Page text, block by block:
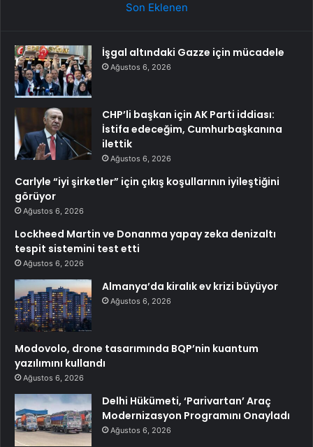
Son Eklenen
İşgal altındaki Gazze için mücadele
Ağustos 6, 2026
CHP’li başkan için AK Parti iddiası:
İstifa edeceğim, Cumhurbaşkanına
ilettik
Ağustos 6, 2026
Carlyle “iyi şirketler” için çıkış koşullarının iyileştiğini
görüyor
Ağustos 6, 2026
Lockheed Martin ve Donanma yapay zeka denizaltı
tespit sistemini test etti
Ağustos 6, 2026
Almanya’da kiralık ev krizi büyüyor
Ağustos 6, 2026
Modovolo, drone tasarımında BQP’nin kuantum
yazılımını kullandı
Ağustos 6, 2026
Delhi Hükümeti, ‘Parivartan’ Araç
Modernizasyon Programını Onayladı
Ağustos 6, 2026